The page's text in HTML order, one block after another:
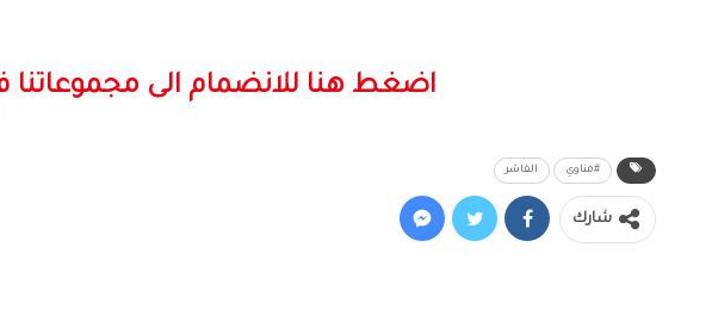
اضغط هنا للانضمام الى مجموعاتنا
#مناوي الفاشر
شارك